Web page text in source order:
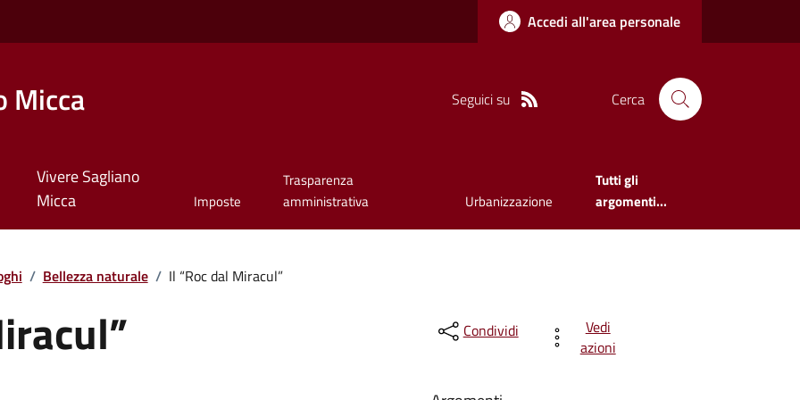
Accedi all'area personale
Micca Seguici su Cerca
Vivere Sagliano
Micca
Imposte
Trasparenza
amministrativa
Urbanizzazione
Tutti gli
argomenti...
/ Bellezza naturale / Il “Roc dal Miracul”
Condividi
Vedi
azioni